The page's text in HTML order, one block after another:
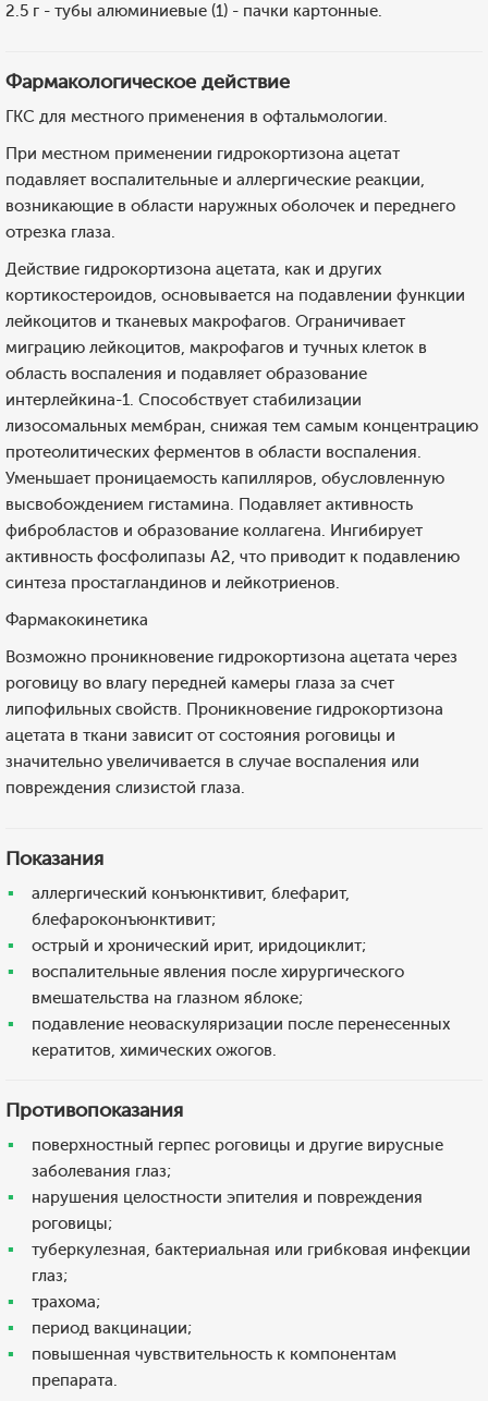
2.5 г - тубы алюминиевые (1) - пачки картонные.
Фармакологическое действие
ГКС для местного применения в офтальмологии.
При местном применении гидрокортизона ацетат
подавляет воспалительные и аллергические реакции,
возникающие в области наружных оболочек и переднего
отрезка глаза.
Действие гидрокортизона ацетата, как и других
кортикостероидов, основывается на подавлении функции
лейкоцитов и тканевых макрофагов. Ограничивает
миграцию лейкоцитов, макрофагов и тучных клеток в
область воспаления и подавляет образование
интерлейкина-1. Способствует стабилизации
лизосомальных мембран, снижая тем самым концентрацию
протеолитических ферментов в области воспаления.
Уменьшает проницаемость капилляров, обусловленную
высвобождением гистамина. Подавляет активность
фибробластов и образование коллагена. Ингибирует
активность фосфолипазы А2, что приводит к подавлению
синтеза простагландинов и лейкотриенов.
Фармакокинетика
Возможно проникновение гидрокортизона ацетата через
роговицу во влагу передней камеры глаза за счет
липофильных свойств. Проникновение гидрокортизона
ацетата в ткани зависит от состояния роговицы и
значительно увеличивается в случае воспаления или
повреждения слизистой глаза.
Показания
аллергический конъюнктивит, блефарит,
блефароконъюнктивит;
острый и хронический ирит, иридоциклит;
воспалительные явления после хирургического
вмешательства на глазном яблоке;
подавление неоваскуляризации после перенесенных
кератитов, химических ожогов.
Противопоказания
поверхностный герпес роговицы и другие вирусные
заболевания глаз;
нарушения целостности эпителия и повреждения
роговицы;
туберкулезная, бактериальная или грибковая инфекции
глаз;
трахома;
период вакцинации;
повышенная чувствительность к компонентам
препарата.